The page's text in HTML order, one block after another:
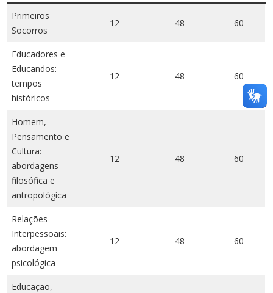
Primeiros
Socorros
12 48 60
Educadores e
Educandos:
tempos
históricos
12 48 60
Homem,
Pensamento e
Cultura:
abordagens
filosófica e
antropológica
12 48 60
Relações
Interpessoais:
abordagem
psicológica
12 48 60
Educação,